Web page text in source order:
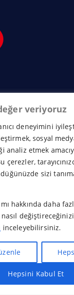
veriyoruz
deneyimini
sosyal
analiz etmek
çerezler,
sizi
hakkında daha
nasıl
inceleyebilirsiniz.
Hepsini Kabul Et
Al